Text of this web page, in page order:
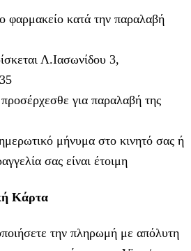
φαρμακείο κατά την παραλαβή
Λ.Ιασωνίδου 3,
για παραλαβή της
μήνυμα στο κινητό σας ή
σας είναι έτοιμη
Κάρτα
την πληρωμή με απόλυτη